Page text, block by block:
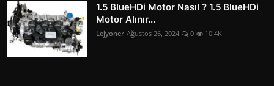
1.5 BlueHDi Motor Nasıl ? 1.5 BlueHDi
Motor Alınır...
Lejyoner Ağustos 26, 2024 0 10.4K